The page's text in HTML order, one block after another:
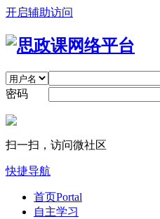
开启辅助访问
密码
扫一扫，访问微社区
快捷导航
首页Portal
自主学习